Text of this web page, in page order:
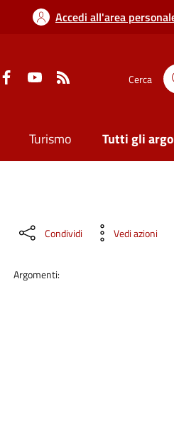
Accedi all'area
Cerca
Turismo Tutti gli
Condividi Vedi azioni
Argomenti: